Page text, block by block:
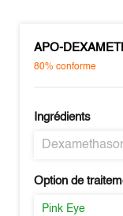
APO-
80%conforme
Ingrédients
Option de
Pink Eye